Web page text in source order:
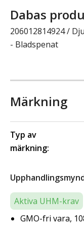
Dabas
206012814924 /
- Bladspenat
Märkning
Typ av
märkning:
Aktiva UHM-krav
GMO-fri vara,